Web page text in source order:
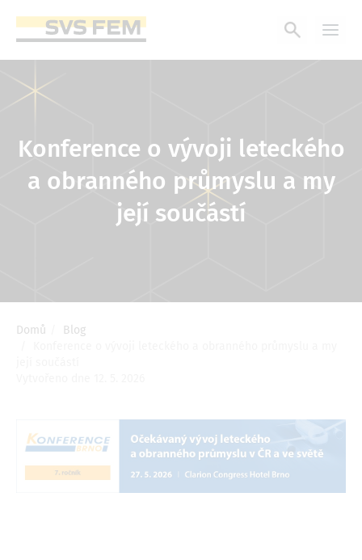
hlavnímu
Konference o vývoji leteckého
a obranného průmyslu a my
její součástí
Drobečková
Domů
Blog